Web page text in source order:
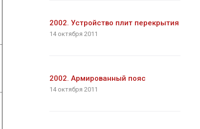
2002. Устройство плит перекрытия
14 октября 2011
2002. Армированный пояс
14 октября 2011